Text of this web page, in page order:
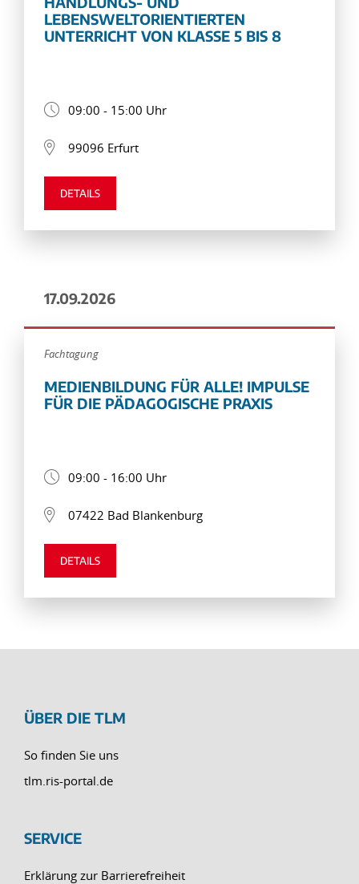
LEBENSWELTORIENTIERTEN
UNTERRICHT VON KLASSE 5 BIS 8
09:00 - 15:00 Uhr
99096 Erfurt
DETAILS
17.09.2026
Fachtagung
MEDIENBILDUNG FÜR ALLE! IMPULSE
FÜR DIE PÄDAGOGISCHE PRAXIS
09:00 - 16:00 Uhr
07422 Bad Blankenburg
DETAILS
ÜBER DIE TLM
So finden Sie uns
tlm.ris-portal.de
SERVICE
Erklärung zur Barrierefreiheit